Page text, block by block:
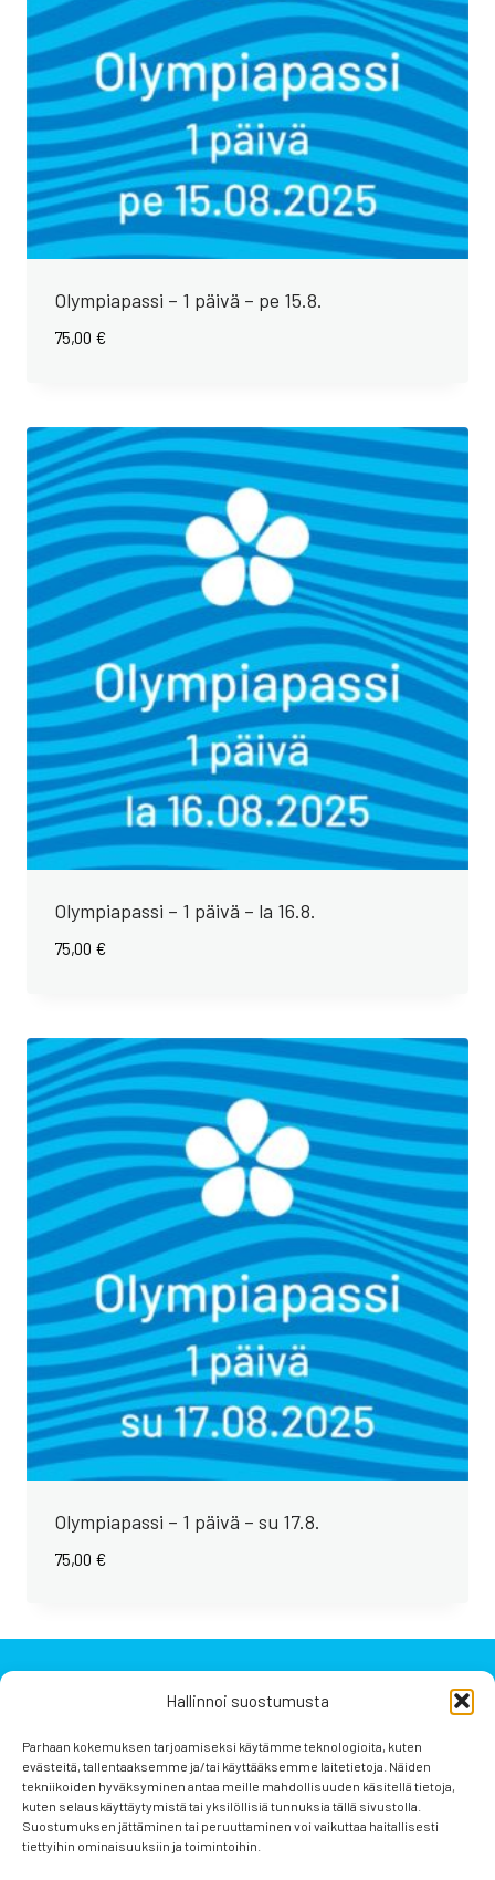
Hallinnoi suostumusta
Parhaan kokemuksen tarjoamiseksi käytämme teknologioita, kuten
evästeitä, tallentaaksemme ja/tai käyttääksemme laitetietoja. Näiden
tekniikoiden hyväksyminen antaa meille mahdollisuuden käsitellä tietoja,
kuten selauskäyttäytymistä tai yksilöllisiä tunnuksia tällä sivustolla.
Suostumuksen jättäminen tai peruuttaminen voi vaikuttaa haitallisesti
tiettyihin ominaisuuksiin ja toimintoihin.
Olympiapassi – 1 päivä – pe 15.8.
75,00 €
Olympiapassi – 1 päivä – la 16.8.
75,00 €
Olympiapassi – 1 päivä – su 17.8.
75,00 €